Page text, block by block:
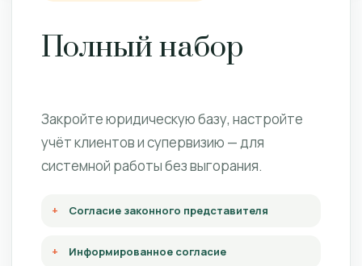
Полный набор
Закройте юридическую базу, настройте
учёт клиентов и супервизию — для
системной работы без выгорания.
Согласие законного представителя
Информированное согласие